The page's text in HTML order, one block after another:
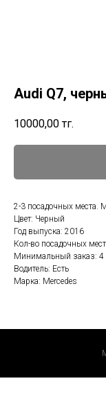
Audi Q7,
10000,00 тг.
2-3 посадочных места.
Цвет: Черный
Год выпуска: 2016
Кол-во посадочных
Минимальный заказ: 4
Водитель: Есть
Марка: Mercedes